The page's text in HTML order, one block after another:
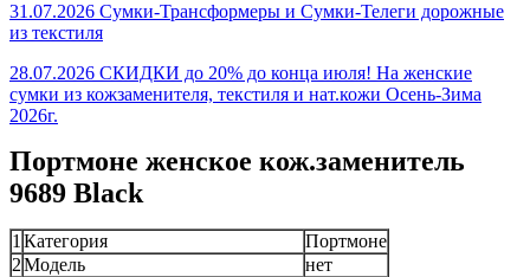
31.07.2026 Сумки-Трансформеры и Сумки-Телеги дорожные
из текстиля
28.07.2026 СКИДКИ до 20% до конца июля! На женские
сумки из кожзаменителя, текстиля и нат.кожи Осень-Зима
2026г.
Портмоне женское кож.заменитель
9689 Black
1 Категория
Портмоне
2Модель
нет